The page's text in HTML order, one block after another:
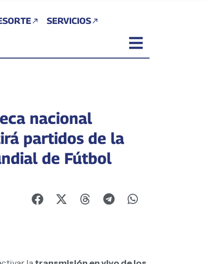
SERVICIOS
nacional
partidos de la
de Fútbol